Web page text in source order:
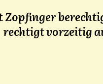
rech­tigt vor­zei­tig